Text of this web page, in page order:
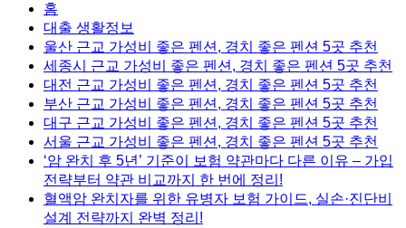
홈
대출 생활정보
울산 근교 가성비 좋은 펜션, 경치 좋은 펜션 5곳 추천
세종시 근교 가성비 좋은 펜션, 경치 좋은 펜션 5곳 추천
대전 근교 가성비 좋은 펜션, 경치 좋은 펜션 5곳 추천
부산 근교 가성비 좋은 펜션, 경치 좋은 펜션 5곳 추천
대구 근교 가성비 좋은 펜션, 경치 좋은 펜션 5곳 추천
서울 근교 가성비 좋은 펜션, 경치 좋은 펜션 5곳 추천
‘암 완치 후 5년’ 기준이 보험 약관마다 다른 이유 – 가입
전략부터 약관 비교까지 한 번에 정리!
혈액암 완치자를 위한 유병자 보험 가이드, 실손·진단비
설계 전략까지 완벽 정리!